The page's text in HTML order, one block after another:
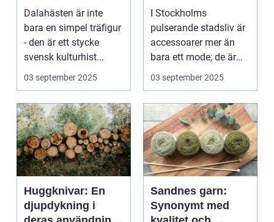
Sveriges
kulturhistoria.
Dalahästen är inte
bara en simpel träfigur
- den är ett stycke
svensk kulturhist...
03 september 2025
I Stockholms
pulserande stadsliv är
accessoarer mer än
bara ett mode; de är
uttryck f...
03 september 2025
Huggknivar: En
djupdykning i
Sandnes garn:
Synonymt med